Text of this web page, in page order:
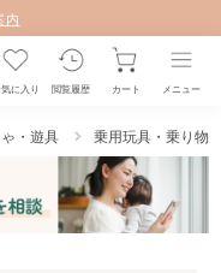
内
に入り 閲覧履歴 カート メニュー
・遊具 乗用玩具・乗り物